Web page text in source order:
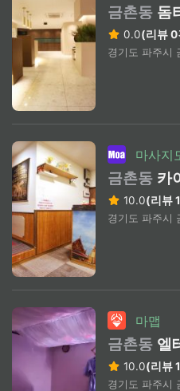
금촌동 돔
0.0(리뷰 0
경기도 파주시
마사지
금촌동 카
10.0(리뷰
경기도 파주시
마맵
금촌동 엘
10.0(리뷰
경기도 파주시